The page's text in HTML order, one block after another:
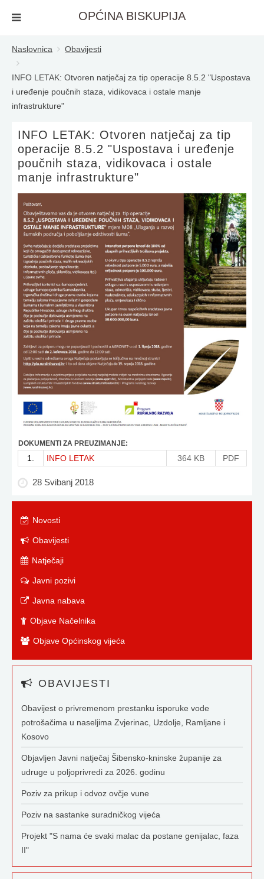
OPĆINA BISKUPIJA
Naslovnica Obavijesti
INFO LETAK: Otvoren natječaj za tip operacije 8.5.2 "Uspostava
i uređenje poučnih staza, vidikovaca i ostale manje
infrastrukture"
INFO LETAK: Otvoren natječaj za tip
operacije 8.5.2 "Uspostava i uređenje
poučnih staza, vidikovaca i ostale
manje infrastrukture"
DOKUMENTI ZA PREUZIMANJE:
1. INFO LETAK 364 KB PDF
28 Svibanj 2018
Novosti
Obavijesti
Natječaji
Javni pozivi
Javna nabava
Objave Načelnika
Objave Općinskog vijeća
OBAVIJESTI
Obavijest o privremenom prestanku isporuke vode
potrošačima u naseljima Zvjerinac, Uzdolje, Ramljane i
Kosovo
Objavljen Javni natječaj Šibensko-kninske županije za
udruge u poljoprivredi za 2026. godinu
Poziv za prikup i odvoz ovčje vune
Poziv na sastanke suradničkog vijeća
Projekt "S nama će svaki malac da postane genijalac, faza
II"